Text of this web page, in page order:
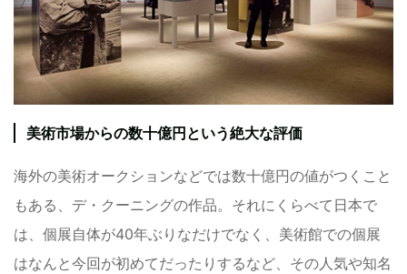
美術市場からの数十億円という絶大な評価
海外の美術オークションなどでは数十億円の値がつくこと
もある、デ・クーニングの作品。それにくらべて日本で
は、個展自体が40年ぶりなだけでなく、美術館での個展
はなんと今回が初めてだったりするなど、その人気や知名